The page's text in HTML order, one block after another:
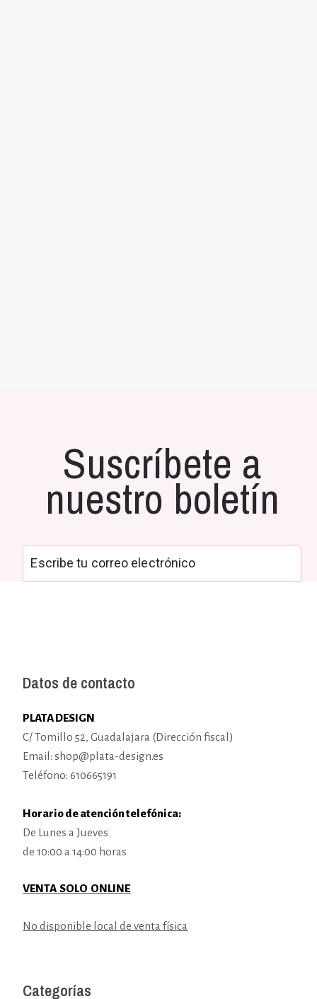
Suscríbete a
nuestro boletín
Datos de contacto
PLATA DESIGN
C/ Tomillo 52, Guadalajara (Dirección fiscal)
Email: shop@plata-design.es
Teléfono: 610665191
Horario de atención telefónica:
De Lunes a Jueves
de 10:00 a 14:00 horas
VENTA SOLO ONLINE
No disponible local de venta física
Categorías